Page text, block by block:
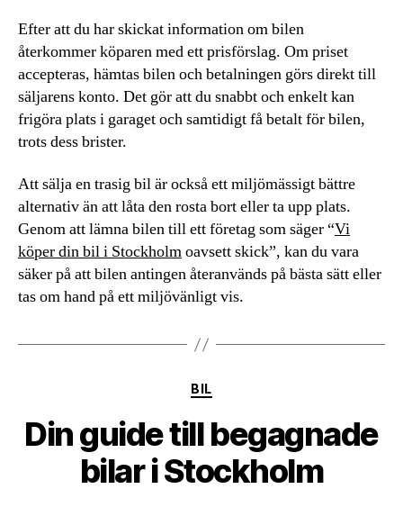
Efter att du har skickat information om bilen
återkommer köparen med ett prisförslag. Om priset
accepteras, hämtas bilen och betalningen görs direkt till
säljarens konto. Det gör att du snabbt och enkelt kan
frigöra plats i garaget och samtidigt få betalt för bilen,
trots dess brister.
Att sälja en trasig bil är också ett miljömässigt bättre
alternativ än att låta den rosta bort eller ta upp plats.
Genom att lämna bilen till ett företag som säger “Vi
köper din bil i Stockholmoavsett skick”, kan du vara
säker på att bilen antingen återanvänds på bästa sätt eller
tas om hand på ett miljövänligt vis.
Kategorier
BIL
Din guide till begagnade
bilar i Stockholm